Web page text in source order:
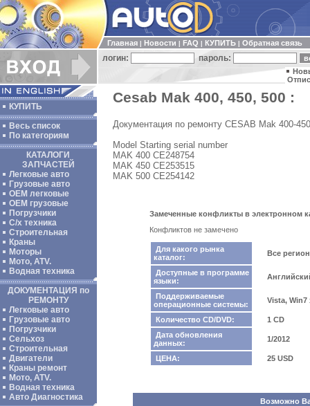
Главная Новости FAQ КУПИТЬ Обратная связь
логин: пароль:
КУПИТЬ
Весь список
По категориям
КАТАЛОГИ
ЗАПЧАСТЕЙ
Легковые авто
Грузовые авто
ОЕМ легковые
OEM грузовые
Погрузчики
С/х техника
Строительная
Краны
Моторы
Мото, ATV.
Водная техника
ДОКУМЕНТАЦИЯ по
РЕМОНТУ
Легковые авто
Грузовые авто
Погрузчики
Сельхоз
Строительная
Двигатели
Краны ремонт
Мото, ATV.
Водная техника
Авто Диагностика
Cesab Mak 400, 450, 500 :
Документация по ремонту CESAB Mak 400-
Model Starting serial number
MAK 400 CE248754
MAK 450 CE253515
MAK 500 CE254142
Замеченные конфликты в электронном
Конфликтов не замечено
Для какого рынка
каталог:
Все
Доступные в программе
языки:
Поддерживаемые
операционные системы:
Vista, Win7
Количество CD/DVD:
1 CD
Дата обновления
данных:
1/2012
ЦЕНА: 25 USD
Возможно